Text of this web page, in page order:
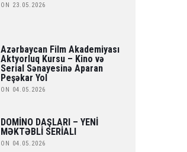
ON 23.05.2026
Azərbaycan Film Akademiyası
Aktyorluq Kursu – Kino və
Serial Sənayesinə Aparan
Peşəkar Yol
ON 04.05.2026
DOMİNO DAŞLARI – YENİ
MƏKTƏBLİ SERİALI
ON 04.05.2026